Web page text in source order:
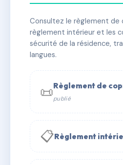
✓ Immatriculée 🏠 111 lots
📞 Contacter Syndic Digital
Consultez le règlement de
règlement intérieur et les
sécurité de la résidence,
langues.
📜Règlement de
publié
📋Règlement